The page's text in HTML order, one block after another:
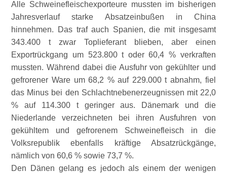
Alle Schweinefleischexporteure mussten im bisherigen
Jahresverlauf starke Absatzeinbußen in China
hinnehmen. Das traf auch Spanien, die mit insgesamt
343.400 t zwar Toplieferant blieben, aber einen
Exportrückgang um 523.800 t oder 60,4 % verkraften
mussten. Während dabei die Ausfuhr von gekühlter und
gefrorener Ware um 68,2 % auf 229.000 t abnahm, fiel
das Minus bei den Schlachtnebenerzeugnissen mit 22,0
% auf 114.300 t geringer aus. Dänemark und die
Niederlande verzeichneten bei ihren Ausfuhren von
gekühltem und gefrorenem Schweinefleisch in die
Volksrepublik ebenfalls kräftige Absatzrückgänge,
nämlich von 60,6 % sowie 73,7 %.
Den Dänen gelang es jedoch als einem der wenigen